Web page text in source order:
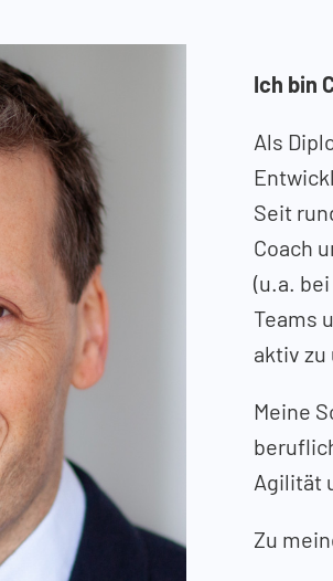
Ich bin
Als
Seit
Coach
(u.a.
Teams
aktiv
Meine
Agilität
Zu